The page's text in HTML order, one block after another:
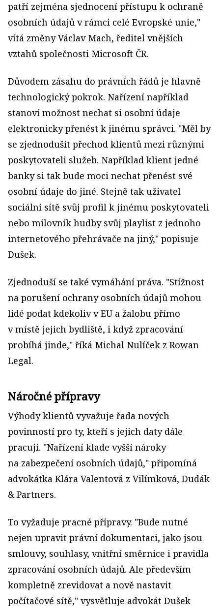
patří zejména sjednocení přístupu k ochraně
osobních údajů v rámci celé Evropské unie,"
vítá změny Václav Mach, ředitel vnějších
vztahů společnosti Microsoft ČR.
Důvodem zásahu do právních řádů je hlavně
technologický pokrok. Nařízení například
stanoví možnost nechat si osobní údaje
elektronicky přenést k jinému správci. "Měl by
se zjednodušit přechod klientů mezi různými
poskytovateli služeb. Například klient jedné
banky si tak bude moci nechat přenést své
osobní údaje do jiné. Stejně tak uživatel
sociální sítě svůj profil k jinému poskytovateli
nebo milovník hudby svůj playlist z jednoho
internetového přehrávače na jiný," popisuje
Dušek.
Zjednoduší se také vymáhání práva. "Stížnost
na porušení ochrany osobních údajů mohou
lidé podat kdekoliv v EU a žalobu přímo
v místě jejich bydliště, i když zpracování
probíhá jinde," říká Michal Nulíček z Rowan
Legal.
Náročné přípravy
Výhody klientů vyvažuje řada nových
povinností pro ty, kteří s jejich daty dále
pracují. "Nařízení klade vyšší nároky
na zabezpečení osobních údajů," připomíná
advokátka Klára Valentová z Vilímková, Dudák
& Partners.
To vyžaduje pracné přípravy. "Bude nutné
nejen upravit právní dokumentaci, jako jsou
smlouvy, souhlasy, vnitřní směrnice i pravidla
zpracování osobních údajů. Ale především
kompletně zrevidovat a nově nastavit
počítačové sítě," vysvětluje advokát Dušek